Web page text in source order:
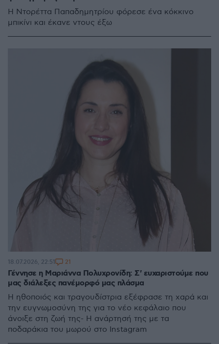
Η Ντορέττα Παπαδημητρίου φόρεσε ένα κόκκινο
μπικίνι και έκανε ντους έξω
Γέννησε η Μαριάννα Πολυχρονίδη: Σ' ευχαριστούμε που
μας διάλεξες πανέμορφό μας πλάσμα
Η ηθοποιός και τραγουδίστρια εξέφρασε τη χαρά και
την ευγνωμοσύνη της για το νέο κεφάλαιο που
άνοιξε στη ζωή της- Η ανάρτησή της με τα
ποδαράκια του μωρού στο Instagram
18.07.2026, 22:51 21